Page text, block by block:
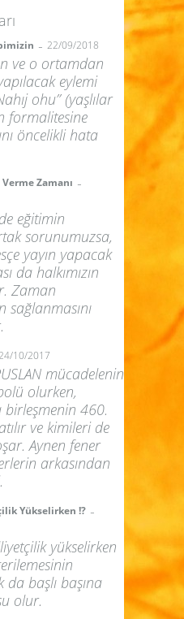
- 22/09/2018
ve o ortamdan
eylemi
ohu” (yaşlılar
formalitesine
öncelikli hata
Zamanı -
eğitimin
sorunumuzsa,
yayın yapacak
da halkımızın
Zaman
sağlanmasını
10/2017
mücadelenin
olurken,
birleşmenin 460.
ve kimileri de
Aynen fener
arkasından
Yükselirken !? -
yükselirken
başlı başına
olur.